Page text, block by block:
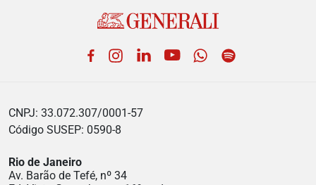
Facebook
Instagram
LinkedIn
YouTubeWhatsApp
CNPJ: 33.072.307/0001-57
Código SUSEP: 0590-8
Rio de Janeiro
Av. Barão de Tefé, nº 34